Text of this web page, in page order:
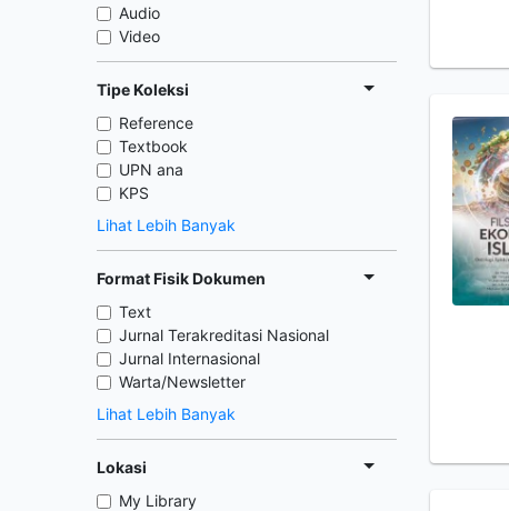
Audio
Video
Tipe Koleksi
Reference
Textbook
UPN ana
KPS
Lihat Lebih Banyak
Format Fisik Dokumen
Text
Jurnal Terakreditasi Nasional
Jurnal Internasional
Warta/Newsletter
Lihat Lebih Banyak
Lokasi
My Library